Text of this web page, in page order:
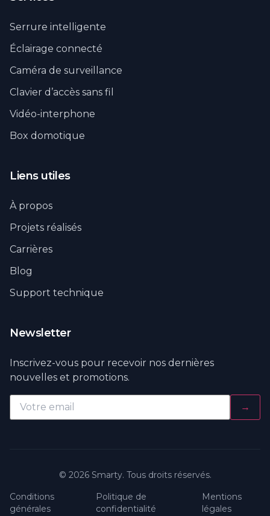
Serrure intelligente
Éclairage connecté
Caméra de surveillance
Clavier d’accès sans fil
Vidéo-interphone
Box domotique
Liens utiles
À propos
Projets réalisés
Carrières
Blog
Support technique
Newsletter
Inscrivez-vous pour recevoir nos dernières
nouvelles et promotions.
→
© 2026 Smarty. Tous droits réservés.
Conditions
générales
Politique de
confidentialité
Mentions
légales